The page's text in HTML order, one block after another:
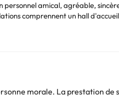
amical, agréable,
comprennent un hall
bar, pub, discothèque, salle de
et de blanchisserie
et d'une connexion Internet.
morale. La prestation de